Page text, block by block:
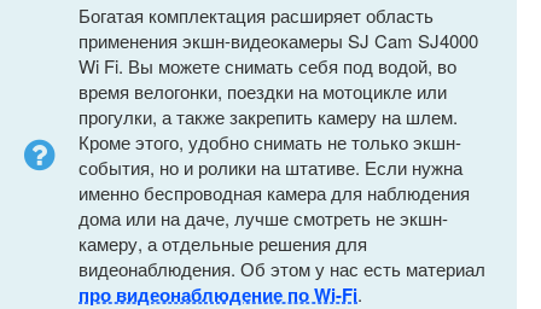
Богатая комплектация расширяет область
применения экшн-видеокамеры SJ Cam SJ4000
Wi Fi. Вы можете снимать себя под водой, во
время велогонки, поездки на мотоцикле или
прогулки, а также закрепить камеру на шлем.
Кроме этого, удобно снимать не только экшн-
события, но и ролики на штативе. Если нужна
именно беспроводная камера для наблюдения
дома или на даче, лучше смотреть не экшн-
камеру, а отдельные решения для
видеонаблюдения. Об этом у нас есть материал
про видеонаблюдение по Wi-Fi.